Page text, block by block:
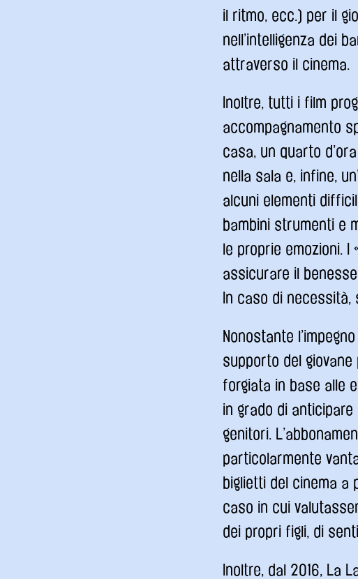
il ritmo, ecc.) per il
nell’intelligenza dei
attraverso il cinema.
Inoltre, tutti i film
accompagnamento
casa, un quarto
nella sala e, infine,
alcuni elementi
bambini strumenti e
le proprie emozioni. I
assicurare il
In caso di
Nonostante
supporto del giovane
forgiata in base alle
in grado di
genitori.
particolarmente
biglietti del cinema a
caso in cui
dei propri figli, di
Inoltre, dal 2016, La